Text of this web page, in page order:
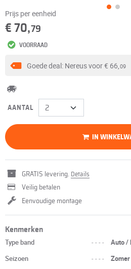
Prijs per eenheid
€ 70,79
VOORRAAD
Goede deal: Nereus voor€ 66,09
AANTAL
IN
GRATIS levering. Details
Veilig betalen
Eenvoudige montage
Kenmerken
Type band ----
Auto /
Seizoen
----
Zomer